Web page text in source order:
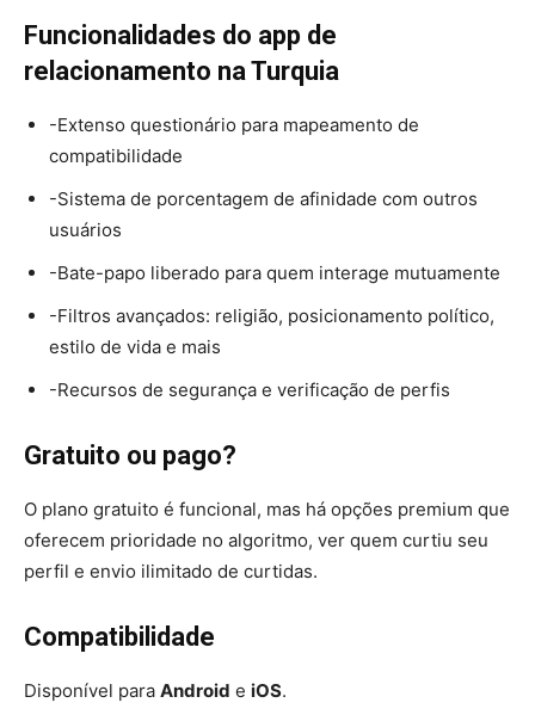
Funcionalidades do app de
relacionamento na Turquia
-Extenso questionário para mapeamento de
compatibilidade
-Sistema de porcentagem de afinidade com outros
usuários
-Bate-papo liberado para quem interage mutuamente
-Filtros avançados: religião, posicionamento político,
estilo de vida e mais
-Recursos de segurança e verificação de perfis
Gratuito ou pago?
O plano gratuito é funcional, mas há opções premium que
oferecem prioridade no algoritmo, ver quem curtiu seu
perfil e envio ilimitado de curtidas.
Compatibilidade
Disponível para Android e iOS.